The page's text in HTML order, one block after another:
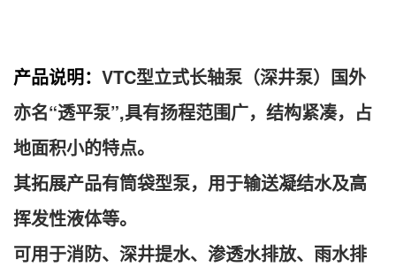
产品说明： VTC型立式长轴泵（深井泵）国外
亦名“透平泵”,具有扬程范围广，结构紧凑，占
地面积小的特点。
其拓展产品有筒袋型泵，用于输送凝结水及高
挥发性液体等。
可用于消防、深井提水、渗透水排放、雨水排